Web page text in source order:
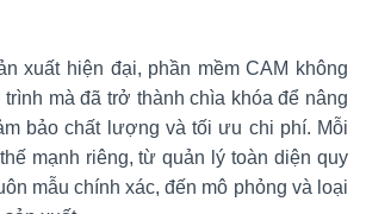
xuất hiện đại, phần mềm CAM không
mà đã trở thành chìa khóa để nâng
bảo chất lượng và tối ưu chi phí. Mỗi
mạnh riêng, từ quản lý toàn diện quy
mẫu chính xác, đến mô phỏng và loại